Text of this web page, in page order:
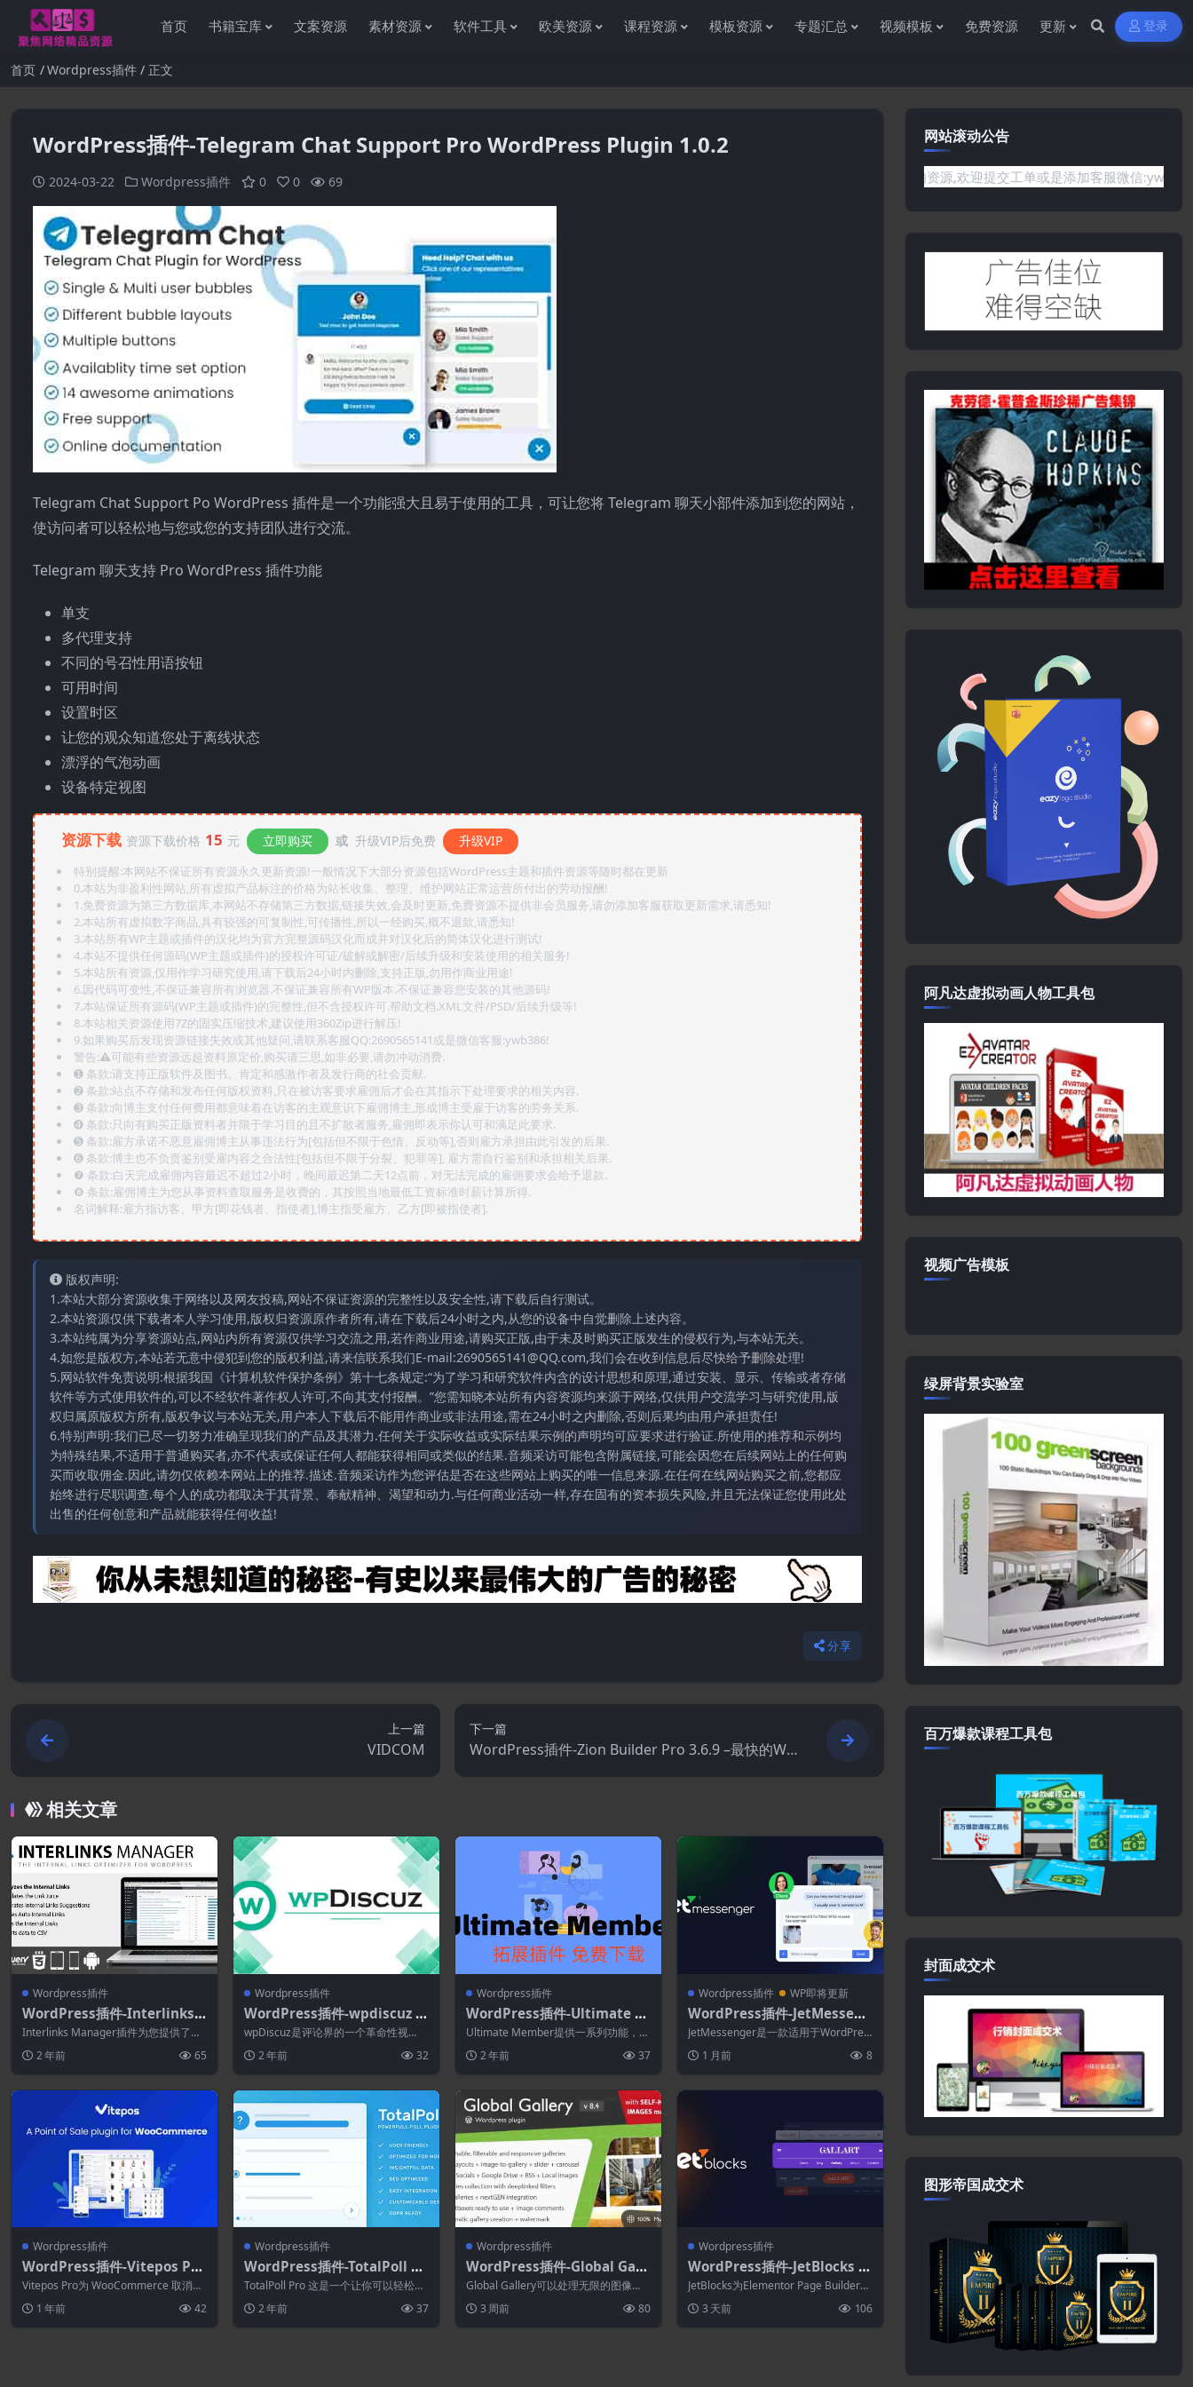
首页 书籍宝库 文案资源 素材资源 软件工具 欧美资源 课程资源 模板资源 专题汇总 视频模板 免费资源 更新 登录
首页 Wordpress插件 正文
WordPress插件-Telegram Chat Support Pro WordPress Plugin 1.0.2
2024-03-22 Wordpress插件 0 0 69
Telegram Chat Support Po WordPress 插件是一个功能强大且易于使用的工具，可让您将 Telegram 聊天小部件添加到您的网站，
使访问者可以轻松地与您或您的支持团队进行交流。
Telegram 聊天支持 Pro WordPress 插件功能
单支
多代理支持
不同的号召性用语按钮
可用时间
设置时区
让您的观众知道您处于离线状态
漂浮的气泡动画
设备特定视图
资源下载 资源下载价格 15 元 立即购买 或 升级VIP后免费 升级VIP
特别提醒:本网站不保证所有资源永久更新资源!一般情况下大部分资源包括WordPress主题和插件资源等随时都在更新
0.本站为非盈利性网站,所有虚拟产品标注的价格为站长收集、整理、维护网站正常运营所付出的劳动报酬!
1.免费资源为第三方数据库,本网站不存储第三方数据,链接失效,会及时更新,免费资源不提供非会员服务,请勿添加客服获取更新需求,请悉知!
2.本站所有虚拟数字商品,具有较强的可复制性,可传播性,所以一经购买,概不退款,请悉知!
3.本站所有WP主题或插件的汉化均为官方完整源码汉化而成并对汉化后的简体汉化进行测试!
4.本站不提供任何源码(WP主题或插件)的授权许可证/破解或解密/后续升级和安装使用的相关服务!
5.本站所有资源,仅用作学习研究使用,请下载后24小时内删除,支持正版,勿用作商业用途!
6.因代码可变性,不保证兼容所有浏览器.不保证兼容所有WP版本.不保证兼容您安装的其他源码!
7.本站保证所有源码(WP主题或插件)的完整性,但不含授权许可.帮助文档.XML文件/PSD/后续升级等!
8.本站相关资源使用7Z的固实压缩技术,建议使用360Zip进行解压!
9.如果购买后发现资源链接失效或其他疑问,请联系客服QQ:2690565141或是微信客服:ywb386!
警告:⚠️可能有些资源远超资料原定价,购买请三思,如非必要,请勿冲动消费.
➊️ 条款:请支持正版软件及图书。肯定和感激作者及发行商的社会贡献.
➋️ 条款:站点不存储和发布任何版权资料,只在被访客要求雇佣后才会在其指示下处理要求的相关内容.
➌️ 条款:向博主支付任何费用都意味着在访客的主观意识下雇佣博主,形成博主受雇于访客的劳务关系.
➍️ 条款:只向有购买正版资料者并限于学习目的且不扩散者服务,雇佣即表示你认可和满足此要求.
➎ 条款:雇方承诺不恶意雇佣博主从事违法行为[包括但不限于色情、反动等],否则雇方承担由此引发的后果.
➏️ 条款:博主也不负责鉴别受雇内容之合法性[包括但不限于分裂、犯罪等], 雇方需自行鉴别和承担相关后果.
❼ 条款:白天完成雇佣内容最迟不超过2小时，晚间最迟第二天12点前，对无法完成的雇佣要求会给予退款.
❽ 条款:雇佣博主为您从事资料查取服务是收费的，其按照当地最低工资标准时薪计算所得.
名词解释:雇方指访客、甲方[即花钱者、指使者],博主指受雇方、乙方[即被指使者].
版权声明:
1.本站大部分资源收集于网络以及网友投稿,网站不保证资源的完整性以及安全性,请下载后自行测试。
2.本站资源仅供下载者本人学习使用,版权归资源原作者所有,请在下载后24小时之内,从您的设备中自觉删除上述内容。
3.本站纯属为分享资源站点,网站内所有资源仅供学习交流之用,若作商业用途,请购买正版,由于未及时购买正版发生的侵权行为,与本站无关。
4.如您是版权方,本站若无意中侵犯到您的版权利益,请来信联系我们E-mail:2690565141@QQ.com,我们会在收到信息后尽快给予删除处理!
5.网站软件免责说明:根据我国《计算机软件保护条例》第十七条规定:“为了学习和研究软件内含的设计思想和原理,通过安装、显示、传输或者存储
软件等方式使用软件的,可以不经软件著作权人许可,不向其支付报酬。”您需知晓本站所有内容资源均来源于网络,仅供用户交流学习与研究使用,版
权归属原版权方所有,版权争议与本站无关,用户本人下载后不能用作商业或非法用途,需在24小时之内删除,否则后果均由用户承担责任!
6.特别声明:我们已尽一切努力准确呈现我们的产品及其潜力.任何关于实际收益或实际结果示例的声明均可应要求进行验证.所使用的推荐和示例均
为特殊结果,不适用于普通购买者,亦不代表或保证任何人都能获得相同或类似的结果.音频采访可能包含附属链接,可能会因您在后续网站上的任何购
买而收取佣金.因此,请勿仅依赖本网站上的推荐.描述.音频采访作为您评估是否在这些网站上购买的唯一信息来源.在任何在线网站购买之前,您都应
始终进行尽职调查.每个人的成功都取决于其背景、奉献精神、渴望和动力.与任何商业活动一样,存在固有的资本损失风险,并且无法保证您使用此处
出售的任何创意和产品就能获得任何收益!
分享
上一篇
VIDCOM
下一篇
WordPress插件-Zion Builder Pro 3.6.9 –最快的Wo
rdPress页面生成器
相关文章
Wordpress插件
WordPress插件-Interlinks
Manager 1.36
Interlinks Manager插件为您提供了一
2 年前 65
Wordpress插件
WordPress插件-wpdiscuz p
remium extensions bundle
[wpDiscuz拓展]
wpDiscuz是评论界的一个革命性视
并为你...
2 年前 32
Wordpress插件
WordPress插件-Ultimate M
ember–Notices 2.1.6(Ultim
ate Member拓展)-会员Word
Press插件
Ultimate Member提供一系列功能，包
2 年前 37
Wordpress插件 WP即将更新
WordPress插件-JetMesseng
er 1.1.0–WordPress私信插件
JetMessenger是一款适用于WordPres
1 月前 8
Wordpress插件
WordPress插件-Vitepos Pro
3.2.3–销售点(POS)插件
Vitepos Pro为 WooCommerce 取消了
1 年前 42
Wordpress插件
WordPress插件-TotalPoll Pr
o 4.11.0-响应性语言民意测验
插件
TotalPoll Pro 这是一个让你可以轻松创
2 年前 37
Wordpress插件
WordPress插件-Global Gall
ery 11.1.1–WordPress响应
式图库
Global Gallery可以处理无限的图像
使...3 周前 80
Wordpress插件
WordPress插件-JetBlocks 1.
5.1–Elementor的页眉和页脚
插件
JetBlocks为Elementor Page Builder完
3 天前 106
网站滚动公告
感谢您访问资源杂货铺获取各种信息资源!如果遇到任何问题或是网站没有你需要的资源,欢迎提交工单或是添加客服微信:ywb386获取帮
阿凡达虚拟动画人物工具包
视频广告模板
绿屏背景实验室
百万爆款课程工具包
封面成交术
图形帝国成交术